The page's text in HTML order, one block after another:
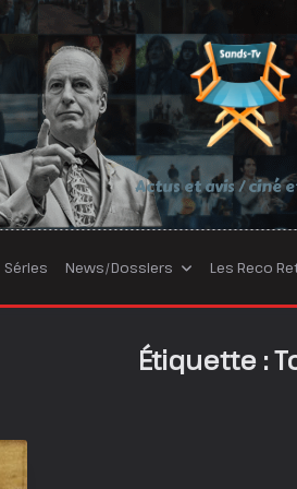
Actus et avis / ciné
Séries News/Dossiers Les Reco
Étiquette :